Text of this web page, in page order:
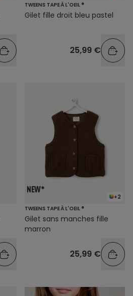
TWEENS TAPE À L'OEIL ®
Gilet fille droit bleu pastel
25,99 €
+2
TWEENS TAPE À L'OEIL ®
Gilet sans manches fille
marron
25,99 €